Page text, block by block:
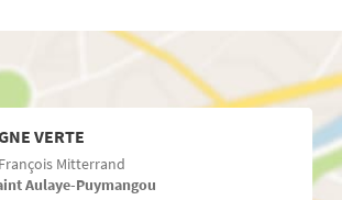
VERTE
Mitterrand
Aulaye-Puymangou